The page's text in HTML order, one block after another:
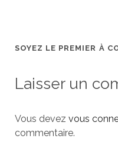
SOYEZ LE PREMIER À
Laisser un
Vous devez vous
commentaire.